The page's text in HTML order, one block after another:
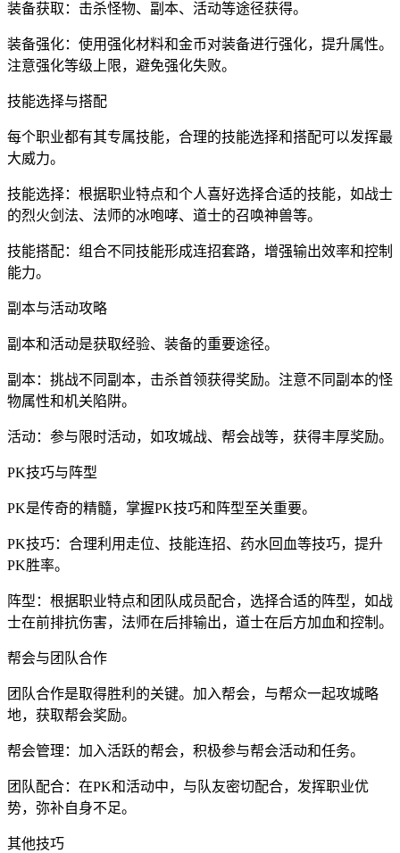
装备获取：击杀怪物、副本、活动等途径获得。
装备强化：使用强化材料和金币对装备进行强化，提升属性。
注意强化等级上限，避免强化失败。
技能选择与搭配
每个职业都有其专属技能，合理的技能选择和搭配可以发挥最
大威力。
技能选择：根据职业特点和个人喜好选择合适的技能，如战士
的烈火剑法、法师的冰咆哮、道士的召唤神兽等。
技能搭配：组合不同技能形成连招套路，增强输出效率和控制
能力。
副本与活动攻略
副本和活动是获取经验、装备的重要途径。
副本：挑战不同副本，击杀首领获得奖励。注意不同副本的怪
物属性和机关陷阱。
活动：参与限时活动，如攻城战、帮会战等，获得丰厚奖励。
PK技巧与阵型
PK是传奇的精髓，掌握PK技巧和阵型至关重要。
PK技巧：合理利用走位、技能连招、药水回血等技巧，提升
PK胜率。
阵型：根据职业特点和团队成员配合，选择合适的阵型，如战
士在前排抗伤害，法师在后排输出，道士在后方加血和控制。
帮会与团队合作
团队合作是取得胜利的关键。加入帮会，与帮众一起攻城略
地，获取帮会奖励。
帮会管理：加入活跃的帮会，积极参与帮会活动和任务。
团队配合：在PK和活动中，与队友密切配合，发挥职业优
势，弥补自身不足。
其他技巧